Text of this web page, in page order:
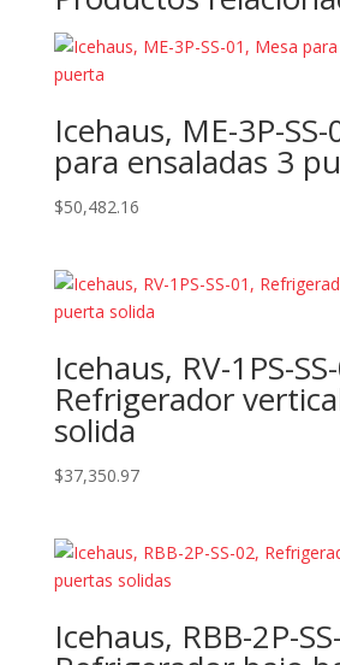
Icehaus, ME-3P-
para ensaladas 3
$50,482.16
Icehaus, RV-1PS-
Refrigerador
solida
$37,350.97
Icehaus, RBB-2P-